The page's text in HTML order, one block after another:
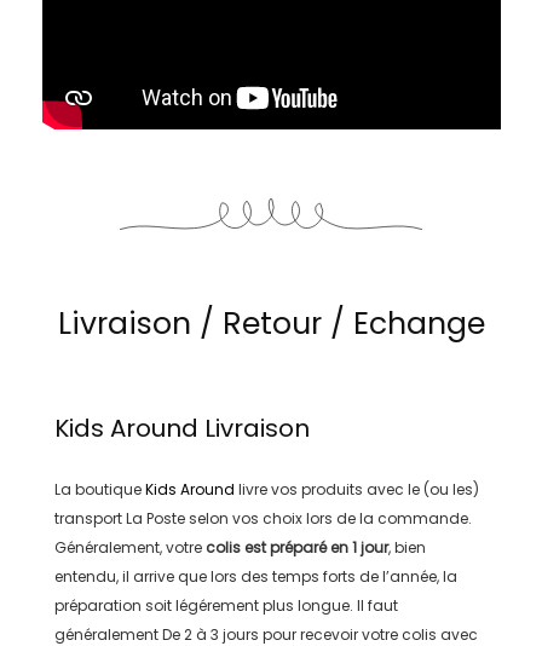
Livraison / Retour / Echange
Kids Around Livraison
La boutiqueKids Around livre vos produits avec le (ou les)
transportLa Posteselon vos choix lors de la commande.
Généralement, votre colis est préparé en1 jour, bien
entendu, il arrive que lors des temps forts de l’année, la
préparation soit légérement plus longue. Il faut
généralementDe 2 à 3 jours pour recevoir votre colis avec